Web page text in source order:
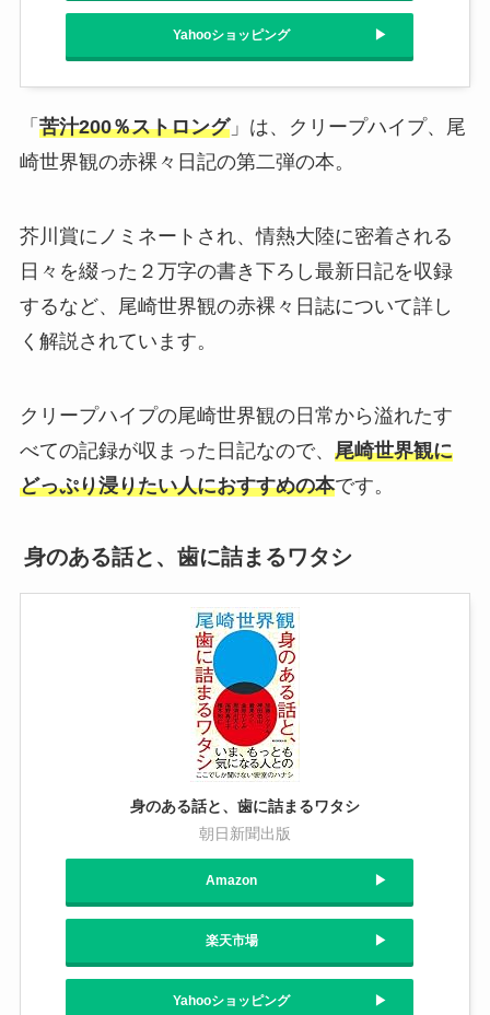
Yahooショッピング
「 苦汁200％ストロング」は、クリープハイプ、尾
崎世界観の赤裸々日記の第二弾の本。
芥川賞にノミネートされ、情熱大陸に密着される
日々を綴った２万字の書き下ろし最新日記を収録
するなど、尾崎世界観の赤裸々日誌について詳し
く解説されています。
クリープハイプの尾崎世界観の日常から溢れたす
べての記録が収まった日記なので、 尾崎世界観に
どっぷり浸りたい人におすすめの本です。
身のある話と、歯に詰まるワタシ
身のある話と、歯に詰まるワタシ
朝日新聞出版
Amazon
楽天市場
Yahooショッピング